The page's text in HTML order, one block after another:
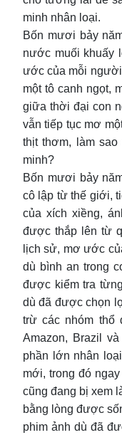
minh nhân loại.
Bốn mươi bảy
nước muối khuấy
ước của mỗi
một tô canh ngọt,
giữa thời đại con
vẫn tiếp tục mơ
thịt thơm, làm
minh?
Bốn mươi bảy
cô lập từ thế giới,
của xích xiềng,
được thắp lên từ
lịch sử, mơ ước
dù bình an trong
được kiểm tra
dù đã được chọn
trừ các nhóm thổ
Amazon, Brazil
phần lớn nhân
mới, trong đó
cũng đang bị xem
bằng lòng được
phim ảnh dù đã